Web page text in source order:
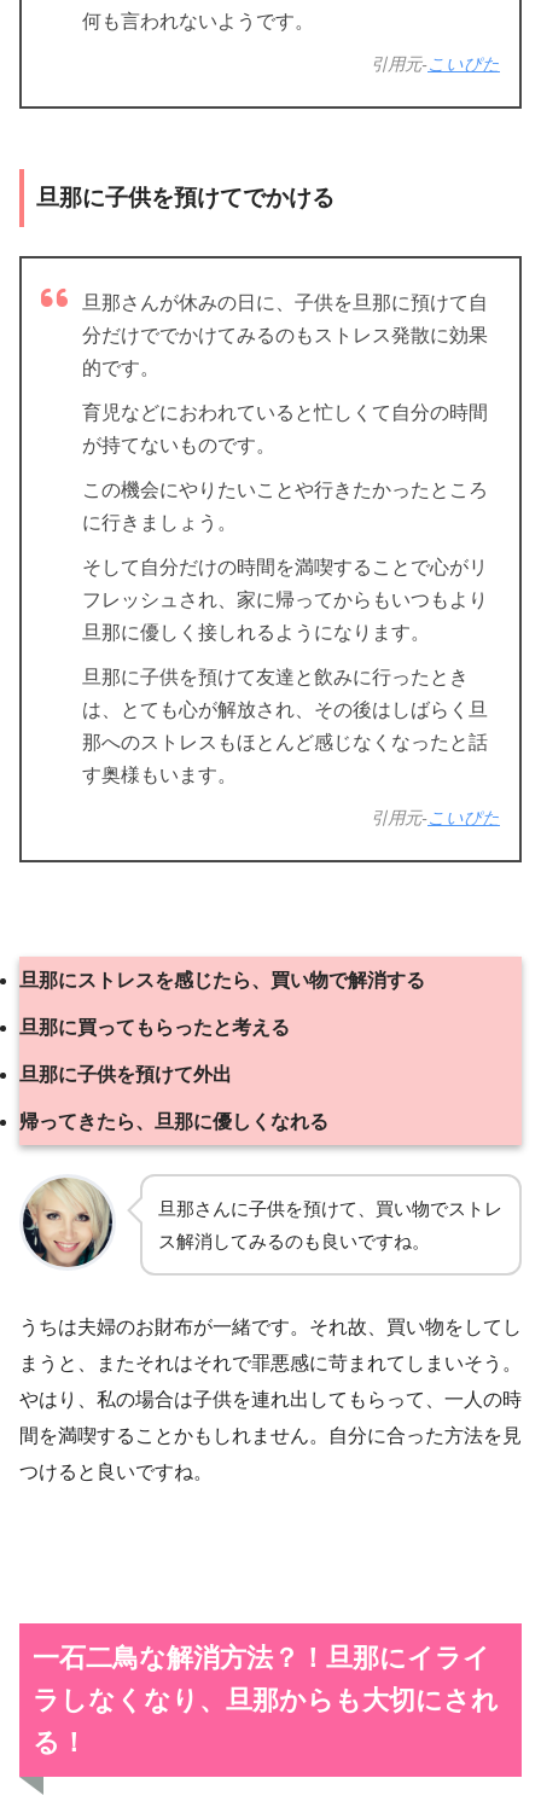
何も言われないようです。
引用元-こいぴた
旦那に子供を預けてでかける
旦那さんが休みの日に、子供を旦那に預けて自
分だけででかけてみるのもストレス発散に効果
的です。
育児などにおわれていると忙しくて自分の時間
が持てないものです。
この機会にやりたいことや行きたかったところ
に行きましょう。
そして自分だけの時間を満喫することで心がリ
フレッシュされ、家に帰ってからもいつもより
旦那に優しく接しれるようになります。
旦那に子供を預けて友達と飲みに行ったとき
は、とても心が解放され、その後はしばらく旦
那へのストレスもほとんど感じなくなったと話
す奥様もいます。
引用元-こいぴた
旦那にストレスを感じたら、買い物で解消する
旦那に買ってもらったと考える
旦那に子供を預けて外出
帰ってきたら、旦那に優しくなれる
旦那さんに子供を預けて、買い物でストレ
ス解消してみるのも良いですね。
うちは夫婦のお財布が一緒です。それ故、買い物をしてし
まうと、またそれはそれで罪悪感に苛まれてしまいそう。
やはり、私の場合は子供を連れ出してもらって、一人の時
間を満喫することかもしれません。自分に合った方法を見
つけると良いですね。
一石二鳥な解消方法？！旦那にイライ
ラしなくなり、旦那からも大切にされ
る！